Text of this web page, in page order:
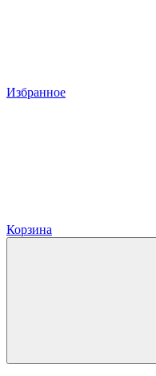
Избранное
Корзина